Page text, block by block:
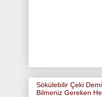
Sökülebilir Çeki
Bilmeniz Gereken